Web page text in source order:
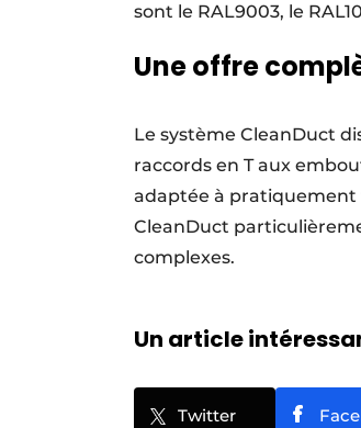
sont le RAL9003, le
Une offre
Le système CleanDuct
raccords en T aux
adaptée à pratiquement
CleanDuct
complexes.
Un article
Twitter